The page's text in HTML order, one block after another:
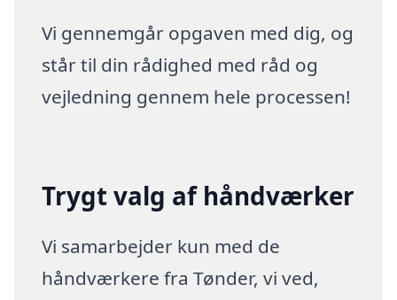
Vi gennemgår opgaven med dig, og
står til din rådighed med råd og
vejledning gennem hele processen!
Trygt valg af håndværker
Vi samarbejder kun med de
håndværkere fra Tønder, vi ved,